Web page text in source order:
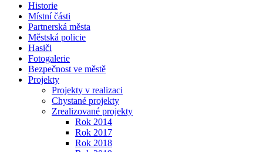
Historie
Místní části
Partnerská města
Městská policie
Hasiči
Fotogalerie
Bezpečnost ve městě
Projekty
Projekty v realizaci
Chystané projekty
Zrealizované projekty
Rok 2014
Rok 2017
Rok 2018